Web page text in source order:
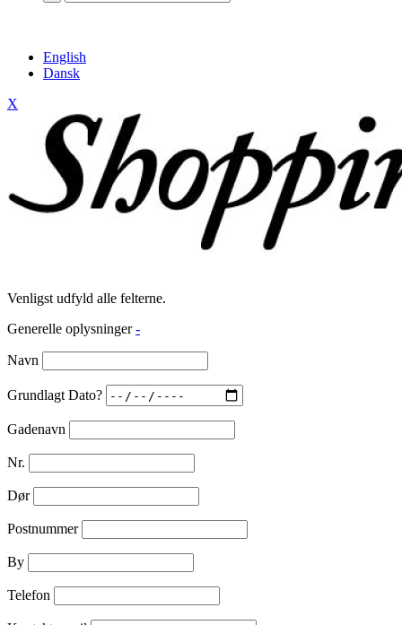
English
Dansk
X
Venligst udfyld alle felterne.
Generelle oplysninger -
Navn
Grundlagt Dato?
Gadenavn
Nr.
Dør
Postnummer
By
Telefon